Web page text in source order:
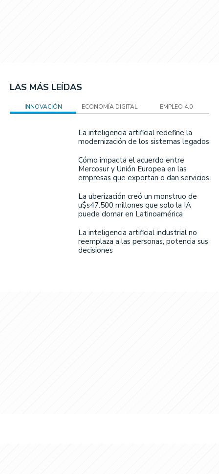
LAS MÁS LEÍDAS
INNOVACIÓN ECONOMÍA DIGITAL EMPLEO 4.0
La inteligencia artificial redefine la
modernización de los sistemas legados
Cómo impacta el acuerdo entre
Mercosur y Unión Europea en las
empresas que exportan o dan servicios
La uberización creó un monstruo de
u$s47.500 millones que solo la IA
puede domar en Latinoamérica
La inteligencia artificial industrial no
reemplaza a las personas, potencia sus
decisiones